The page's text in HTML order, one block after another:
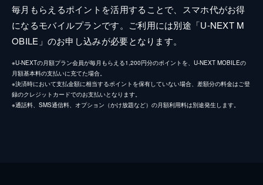
毎月もらえるポイントを活用することで、スマホ代がお得
になるモバイルプランです。ご利用には別途「U-NEXT M
OBILE」のお申し込みが必要となります。
※U-NEXTの月額プラン会員が毎月もらえる1,200円分のポイントを、U-NEXT MOBILEの
月額基本料の支払いに充てた場合。
※決済時において支払金額に相当するポイントを保有していない場合、差額分の料金はご登
録のクレジットカードでのお支払いとなります。
※通話料、SMS通信料、オプション（かけ放題など）の月額利用料は別途発生します。